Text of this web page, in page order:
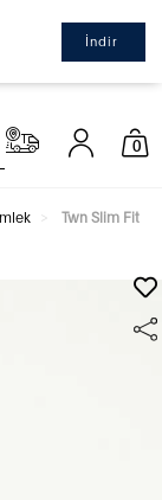
İndir
0
Twn Slim Fit